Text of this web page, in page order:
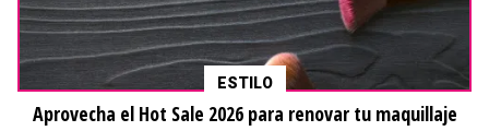
ESTILO
Aprovecha el Hot Sale 2026 para renovar tu maquillaje